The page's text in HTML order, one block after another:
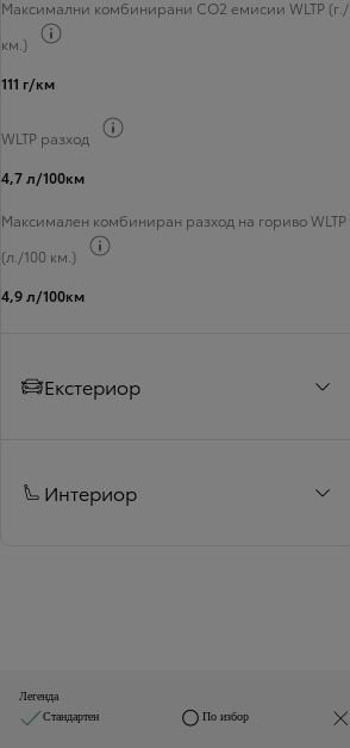
Максимални комбинирани CO2 емисии WLTP (г./
км.)
111 г/км
WLTP разход
4,7 л/100км
Максимален комбиниран разход на гориво WLTP
(л./100 км.)
4,9 л/100км
Екстериор
Интериор
Легенда
Стандартен
По избор